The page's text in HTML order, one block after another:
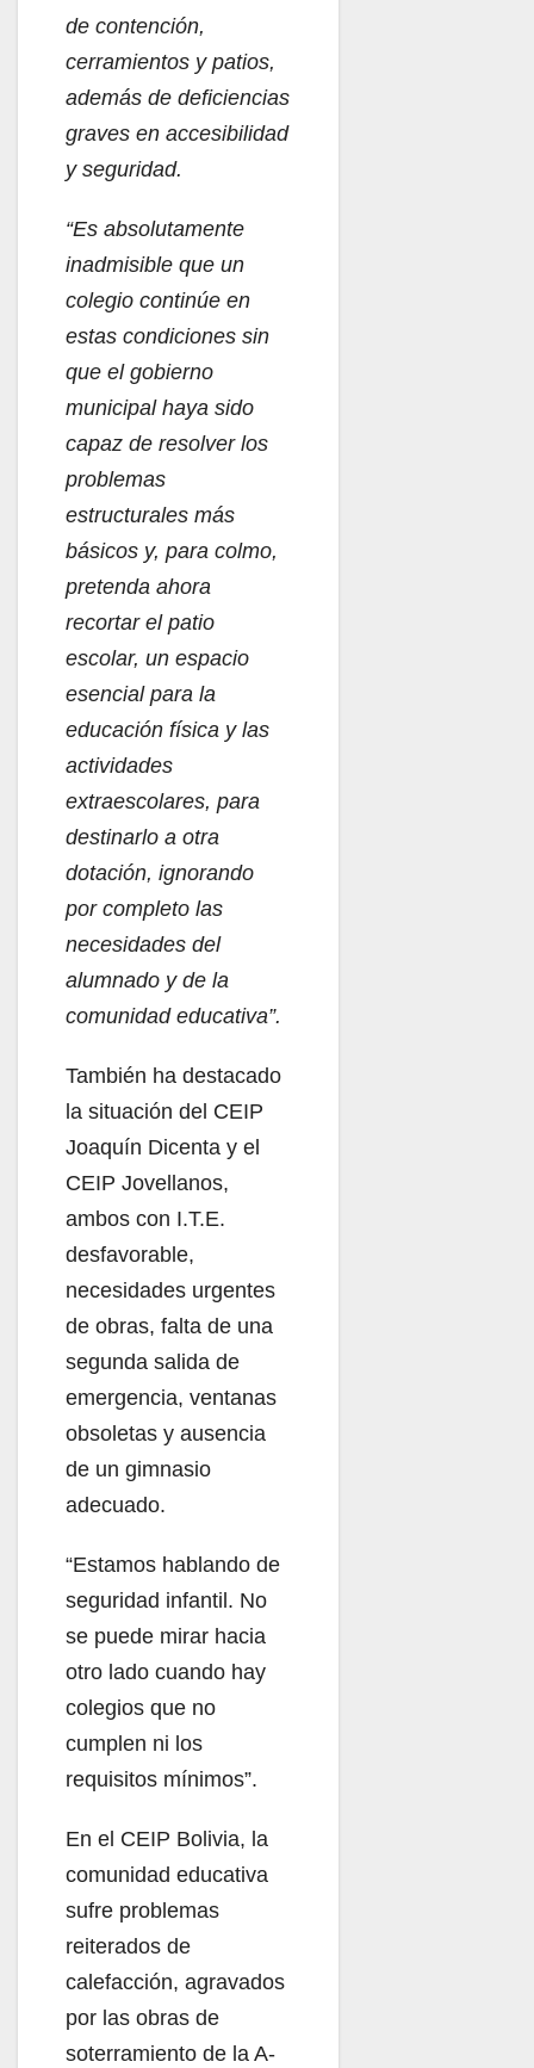
de contención,
cerramientos y patios,
además de deficiencias
graves en accesibilidad
y seguridad.
“Es absolutamente
inadmisible que un
colegio continúe en
estas condiciones sin
que el gobierno
municipal haya sido
capaz de resolver los
problemas
estructurales más
básicos y, para colmo,
pretenda ahora
recortar el patio
escolar, un espacio
esencial para la
educación física y las
actividades
extraescolares, para
destinarlo a otra
dotación, ignorando
por completo las
necesidades del
alumnado y de la
comunidad educativa”.
También ha destacado
la situación del CEIP
Joaquín Dicenta y el
CEIP Jovellanos,
ambos con I.T.E.
desfavorable,
necesidades urgentes
de obras, falta de una
segunda salida de
emergencia, ventanas
obsoletas y ausencia
de un gimnasio
adecuado.
“Estamos hablando de
seguridad infantil. No
se puede mirar hacia
otro lado cuando hay
colegios que no
cumplen ni los
requisitos mínimos”.
En el CEIP Bolivia, la
comunidad educativa
sufre problemas
reiterados de
calefacción, agravados
por las obras de
soterramiento de la A-